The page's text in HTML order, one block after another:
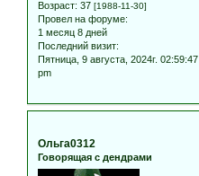
Возраст: 37 [1988-11-30]
Провел на форуме:
1 месяц 8 дней
Последний визит:
Пятница, 9 августа, 2024г. 02:59:47
pm
Ольга0312
Говорящая с дендрами